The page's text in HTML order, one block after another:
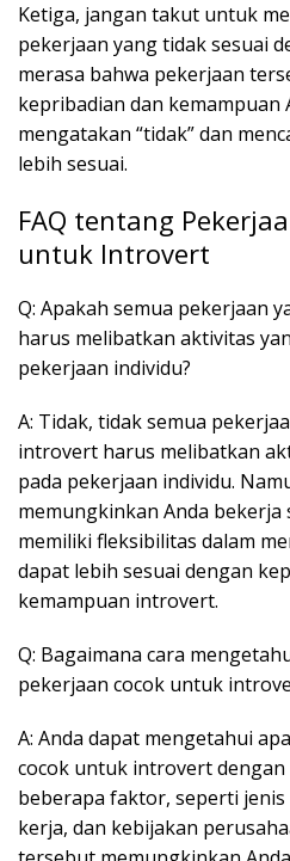
Ketiga, jangan takut untuk
pekerjaan yang tidak sesuai
merasa bahwa pekerjaan
kepribadian dan
mengatakan “tidak” dan
lebih sesuai.
FAQ tentang
untuk Introvert
Q: Apakah semua pekerjaan
harus melibatkan aktivitas
pekerjaan individu?
A: Tidak, tidak semua
introvert harus melibatkan
pada pekerjaan individu.
memungkinkan Anda bekerja
memiliki fleksibilitas dalam
dapat lebih sesuai dengan
kemampuan introvert.
Q: Bagaimana cara
pekerjaan cocok untuk
A: Anda dapat mengetahui
cocok untuk introvert
beberapa faktor, seperti
kerja, dan kebijakan